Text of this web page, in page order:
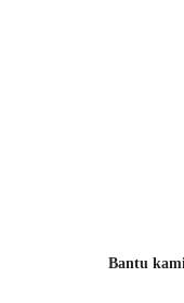
Bantu